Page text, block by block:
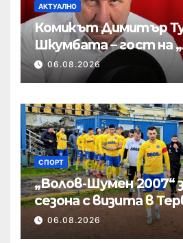
АКТУАЛНО
Комикът Димитър
Шкумбата – гост на
06.08.2026
СПОРТ
„Волов-Шумен 2007“
сезона с визита в
това приема новак
06.08.2026